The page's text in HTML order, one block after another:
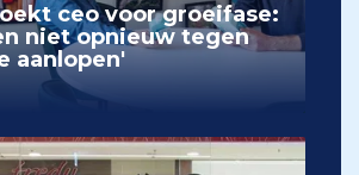
ceo voor groeifase:
niet opnieuw tegen
aanlopen'